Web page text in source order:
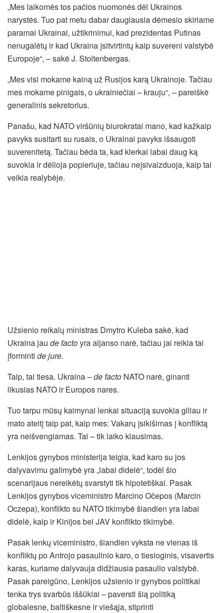
„Mes laikomės tos pačios nuomonės dėl Ukrainos
narystės. Tuo pat metu dabar daugiausia dėmesio skiriame
paramai Ukrainai, užtikrinimui, kad prezidentas Putinas
nenugalėtų ir kad Ukraina įsitvirtintų kaip suvereni valstybė
Europoje“, – sakė J. Stoltenbergas.
„Mes visi mokame kainą už Rusijos karą Ukrainoje. Tačiau
mes mokame pinigais, o ukrainiečiai – krauju“, – pareiškė
generalinis sekretorius.
Panašu, kad NATO viršūnių biurokratai mano, kad kažkaip
pavyks susitarti su rusais, o Ukrainai pavyks išsaugoti
suverenitetą. Tačiau bėda ta, kad klerkai labai daug ką
suvokia ir dėlioja popieriuje, tačiau neįsivaizduoja, kaip tai
veikia realybėje.
Užsienio reikalų ministras Dmytro Kuleba sakė, kad
Ukraina jau de factoyra aljanso narė, tačiau jai reikia tai
įforminti de jure.
Taip, tai tiesa. Ukraina –de facto NATO narė, ginanti
likusias NATO ir Europos nares.
Tuo tarpu mūsų kaimynai lenkai situaciją suvokia giliau ir
mato ateitį taip pat, kaip mes: Vakarų įsikišimas į konfliktą
yra neišvengiamas. Tai – tik laiko klausimas.
Lenkijos gynybos ministerija teigia, kad karo su jos
dalyvavimu galimybė yra „labai didelė“, todėl šio
scenarijaus nereikėtų svarstyti tik hipotetiškai. Pasak
Lenkijos gynybos viceministro Marcino Očepos (Marcin
Oczepa), konflikto su NATO tikimybė šiandien yra labai
didelė, kaip ir Kinijos bei JAV konflikto tikimybė.
Pasak lenkų viceministro, šiandien vyksta ne vienas iš
konfliktų po Antrojo pasaulinio karo, o tiesioginis, visavertis
karas, kuriame dalyvauja didžiausia pasaulio valstybė.
Pasak pareigūno, Lenkijos užsienio ir gynybos politikai
tenka trys svarbūs iššūkiai – paversti šią politiką
globalesne, baltiškesne ir viešąja, stiprinti